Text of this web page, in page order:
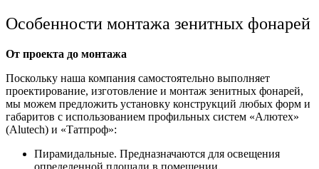
Особенности монтажа зенитных фонарей
От проекта до монтажа
Поскольку наша компания самостоятельно выполняет
проектирование, изготовление и монтаж зенитных фонарей,
мы можем предложить установку конструкций любых форм и
габаритов с использованием профильных систем «Алютех»
(Alutech) и «Татпроф»:
Пирамидальные. Предназначаются для освещения
определенной площади в помещении.